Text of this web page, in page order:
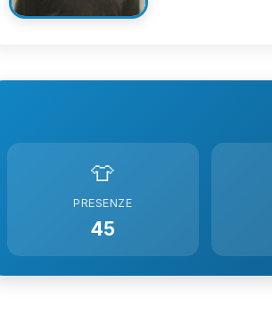
👕
PRESENZE
45